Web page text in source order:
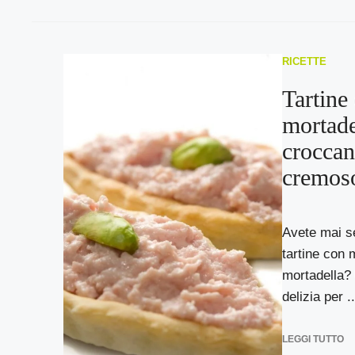
RICETTE
Tartine
Avete mai
tartine con
delizia per
LEGGI TUTTO